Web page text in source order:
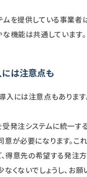
ムを提供している事業者
な機能は共通しています。
は注意点も
入には注意点もあります
受発注システムに統一す
意が必要になります。こ
、得意先の希望する発注
くないでしょうし、お願